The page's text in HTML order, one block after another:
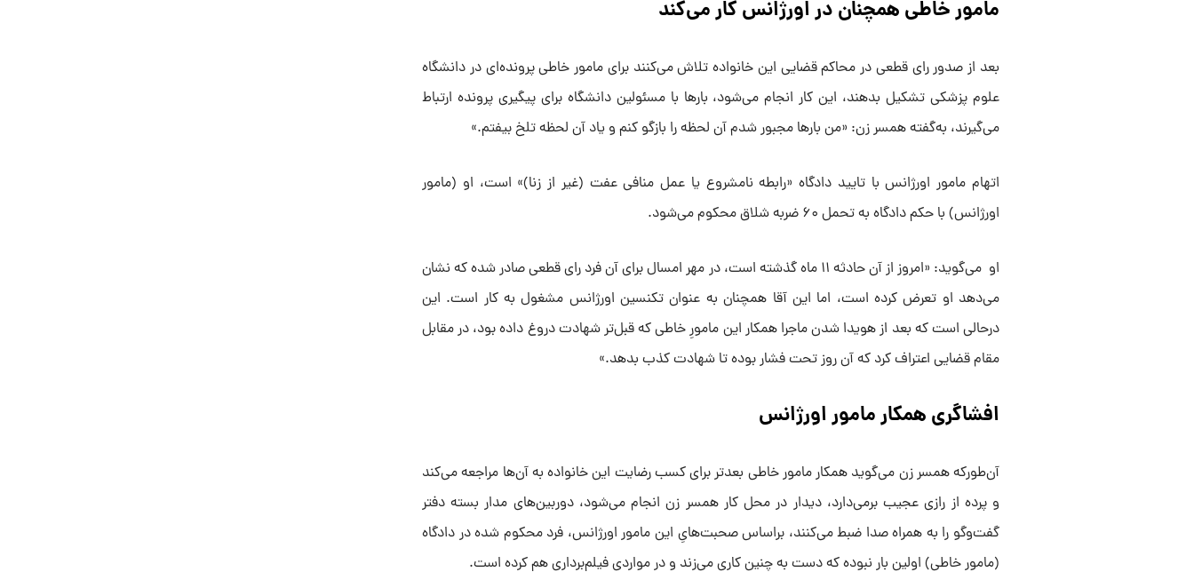
مامور خاطی همچنان در اورژانس کار می‌کند
بعد از صدور رای قطعی در محاکم قضایی این خانواده تلاش می‌کنند برای مامور خاطی پرونده‌ای در دانشگاه
علوم پزشکی تشکیل بدهند، این کار انجام می‌شود، بارها با مسئولین دانشگاه برای پیگیری پرونده ارتباط
می‌گیرند، به‌گفته همسر زن: «من بارها مجبور شدم آن لحظه را بازگو کنم و یاد آن لحظه تلخ بیفتم.»
اتهام مامور اورژانس با تایید دادگاه «رابطه نامشروع یا عمل منافی عفت (غیر از زنا)» است، او (مامور
اورژانس) با حکم دادگاه به تحمل ۶۰ ضربه شلاق محکوم می‌شود.
او می‌گوید: «امروز از آن حادثه ۱۱ ماه گذشته است، در مهر امسال برای آن فرد رای قطعی صادر شده که نشان
می‌دهد او تعرض کرده است، اما این آقا همچنان به عنوان تکنسین اورژانس مشغول به کار است. این
درحالی است که بعد از هویدا شدن ماجرا همکار این مامورِ خاطی که قبل‌تر شهادت دروغ داده بود، در مقابل
مقام قضایی اعتراف کرد که آن روز تحت فشار بوده تا شهادت کذب بدهد.»
افشاگری همکار مامور اورژانس
آن‌طورکه همسر زن می‌گوید همکار مامور خاطی بعدتر برای کسب رضایت این خانواده به آن‌ها مراجعه می‌کند
و پرده از رازی عجیب برمی‌دارد، دیدار در محل کار همسر زن انجام می‌شود، دوربین‌های مدار بسته دفتر
گفت‌وگو را به همراه صدا ضبط می‌کنند، براساس صحبت‌هایِ این مامور اورژانس، فرد محکوم شده در دادگاه
(مامور خاطی) اولین بار نبوده که دست به چنین کاری می‌زند و در مواردی فیلم‌برداری هم کرده است.